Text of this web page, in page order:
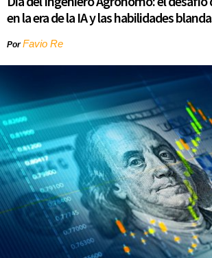
en la era de la IA y las habilidades
PorFavio Re